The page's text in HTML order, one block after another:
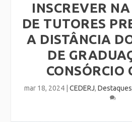
INSCREVER
DE TUTORES
A DISTÂNCIA
DE
CONSÓRCIO
mar 18, 2024| CEDERJ, Destaques